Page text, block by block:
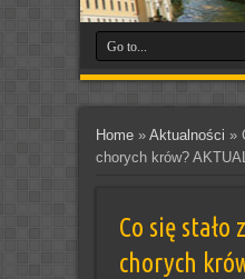
Home» Aktualności »
chorych krów?
Co się stało
chorych